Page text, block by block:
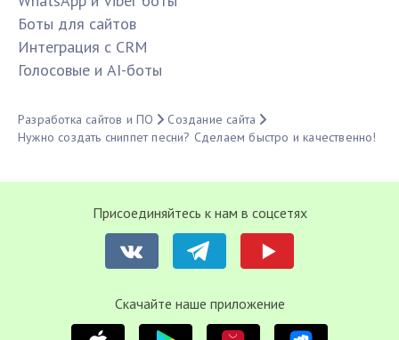
Боты для сайтов
Интеграция с CRM
Голосовые и AI-боты
Разработка сайтов и ПО
Создание сайта
Нужно создать сниппет песни? Сделаем быстро и качественно!
Присоединяйтесь к нам в соцсетях
Cкачайте наше приложение